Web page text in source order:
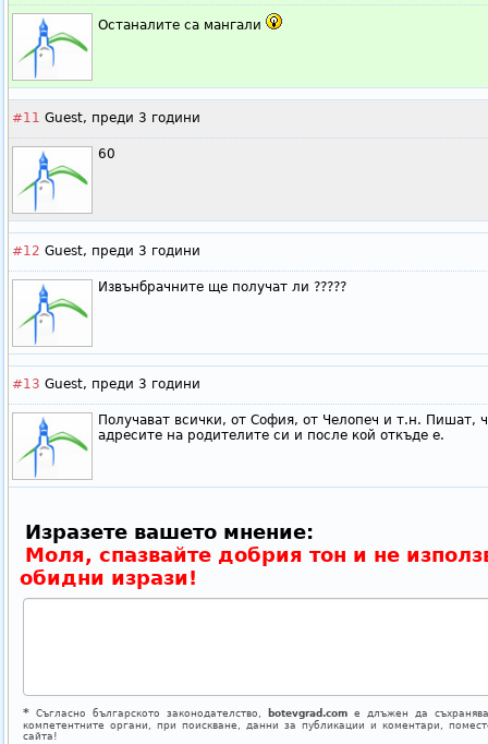
Останалите са мангали
#11 Guest, преди 3 години
60
#12 Guest, преди 3 години
Извънбрачните ще получат ли ?????
#13 Guest, преди 3 години
Получават всички, от София, от Челопеч и т.н. Пишат,
адресите на родителите си и после кой откъде е.
Изразете вашето мнение:
Моля, спазвайте добрия тон и не
обидни изрази!
*Съгласно българското законодателство, botevgrad.comе длъжен да
компетентните органи, при поискване, данни за публикации и коментари,
сайта!